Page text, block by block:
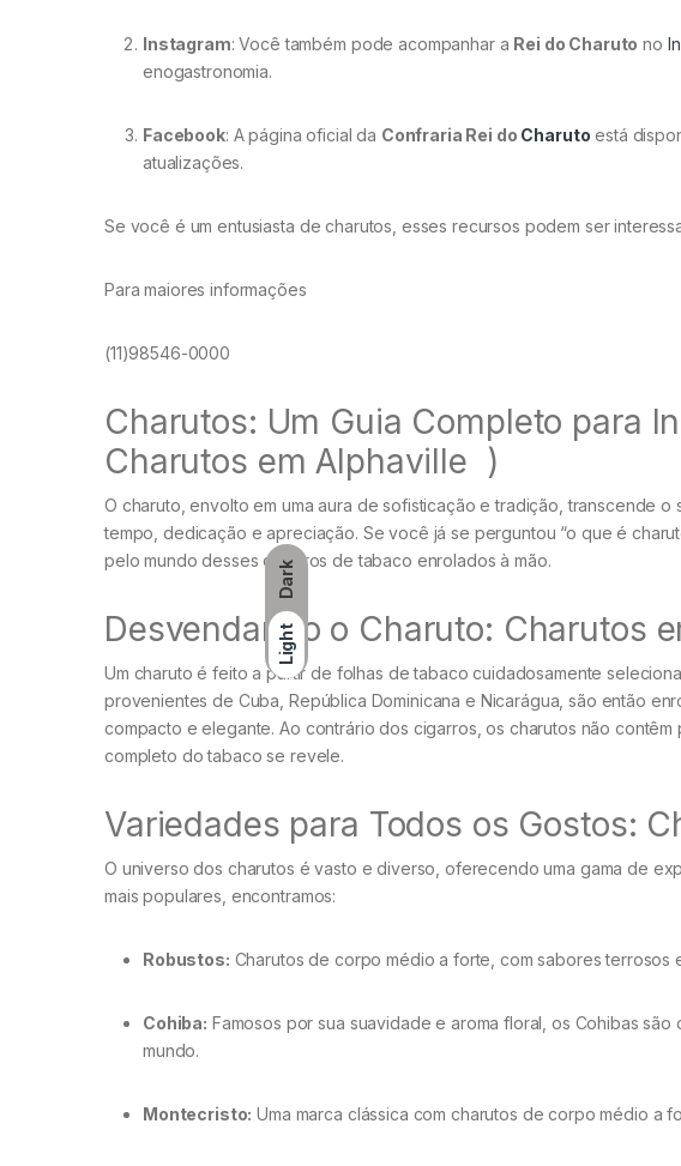
Dark
Light
Instagram: Você também pode acompanhar a Rei do Charuto no
enogastronomia.
Facebook: A página oficial da Confraria Rei do Charuto está
atualizações.
Se você é um entusiasta de charutos, esses recursos podem ser
Para maiores informações
(11)98546-0000
Charutos: Um Guia Completo para
Charutos em Alphaville )
O charuto, envolto em uma aura de sofisticação e tradição, transcende
tempo, dedicação e apreciação. Se você já se perguntou “o que é
pelo mundo desses cilindros de tabaco enrolados à mão.
Desvendando o Charuto: Charutos
Um charuto é feito a partir de folhas de tabaco cuidadosamente
provenientes de Cuba, República Dominicana e Nicarágua, são então
compacto e elegante. Ao contrário dos cigarros, os charutos não
completo do tabaco se revele.
Variedades para Todos os Gostos:
O universo dos charutos é vasto e diverso, oferecendo uma gama de
mais populares, encontramos:
Robustos: Charutos de corpo médio a forte, com sabores terrosos
Cohiba: Famosos por sua suavidade e aroma floral, os Cohibas
mundo.
Montecristo: Uma marca clássica com charutos de corpo médio